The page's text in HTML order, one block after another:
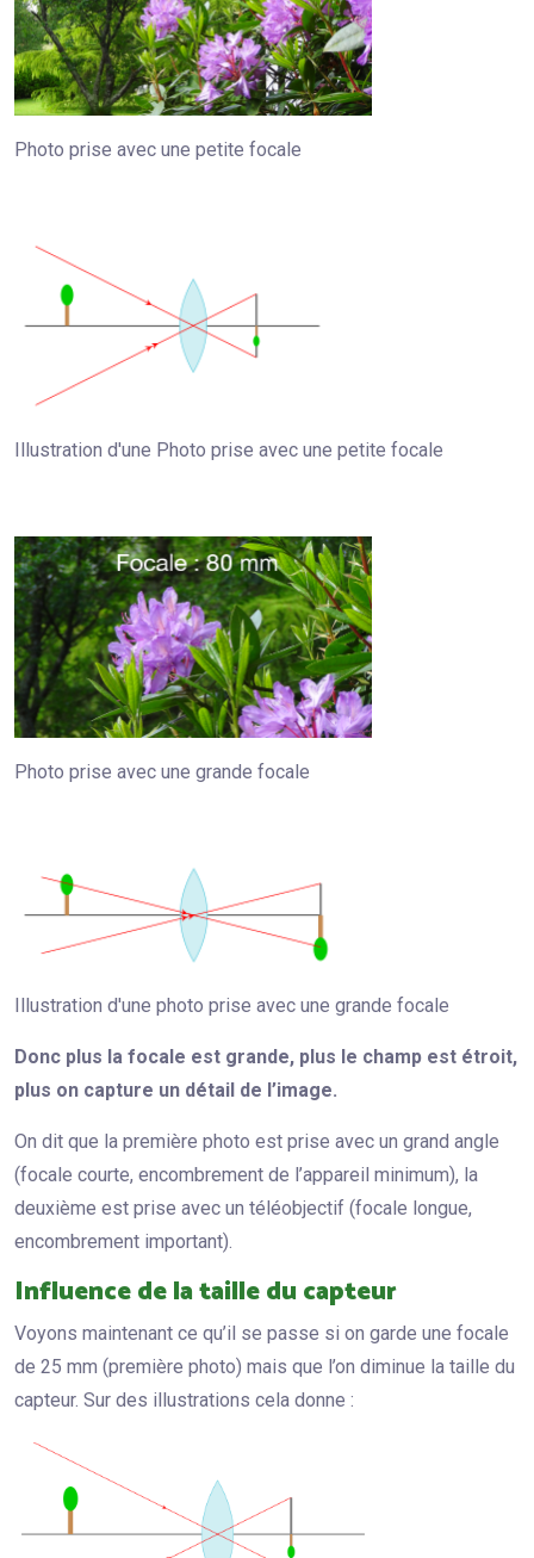
Photo prise avec une petite focale
Illustration d'une Photo prise avec une petite focale
Photo prise avec une grande focale
Illustration d'une photo prise avec une grande focale
Donc plus la focale est grande, plus le champ est étroit,
plus on capture un détail de l’image.
On dit que la première photo est prise avec un grand angle
(focale courte, encombrement de l’appareil minimum), la
deuxième est prise avec un téléobjectif (focale longue,
encombrement important).
Influence de la taille du capteur
Voyons maintenant ce qu’il se passe si on garde une focale
de 25 mm (première photo) mais que l’on diminue la taille du
capteur. Sur des illustrations cela donne :